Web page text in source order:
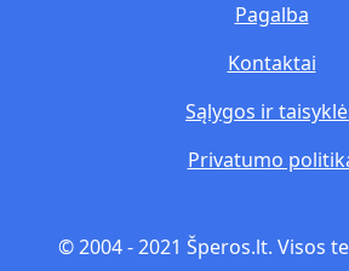
© 2004 - 2021 Šperos.lt. Visos
Privatumo
Sąlygos ir
Kontaktai
Pagalba